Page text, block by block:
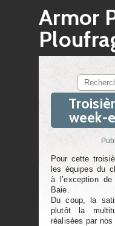
Armor
week-
Pour cette
les équipes du
à l’exception
Baie.
Du coup, la
plutôt la
réalisées par nos